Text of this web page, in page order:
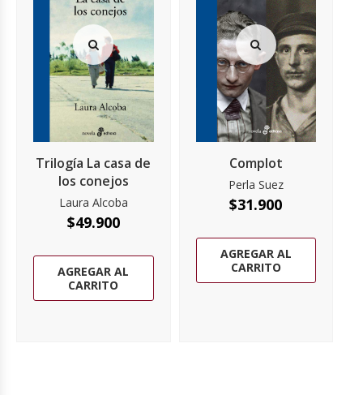
Trilogía La casa de
los conejos
Laura Alcoba
$49.900
AGREGAR AL
CARRITO
Complot
Perla Suez
$31.900
AGREGAR AL
CARRITO